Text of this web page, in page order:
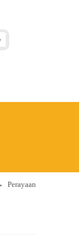
Perayaan